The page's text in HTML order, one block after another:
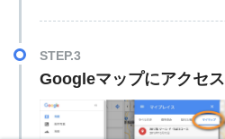
STEP.3
Googleマップにアクセス